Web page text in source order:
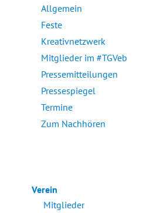
Allgemein
Feste
Kreativnetzwerk
Mitglieder im #TGVeb
Pressemitteilungen
Pressespiegel
Termine
Zum Nachhören
Verein
Mitglieder